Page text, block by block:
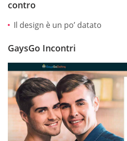
contro
Il design è un po’ datato
GaysGo Incontri